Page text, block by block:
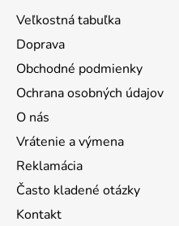
Veľkostná tabuľka
Doprava
Obchodné podmienky
Ochrana osobných údajov
O nás
Vrátenie a výmena
Reklamácia
Často kladené otázky
Kontakt